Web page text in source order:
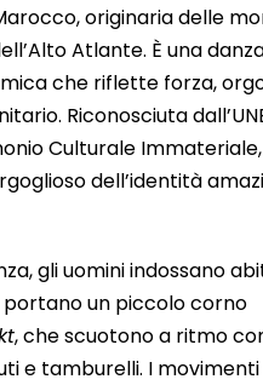
originaria delle
Atlante. È una
che riflette forza,
Riconosciuta
Culturale
dell’identità
gli uomini indossano
portano un piccolo corno
, che scuotono a ritmo
e tamburelli. I